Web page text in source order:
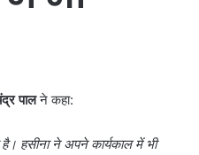
पालने कहा:
हसीना ने अपने कार्यकाल में भी